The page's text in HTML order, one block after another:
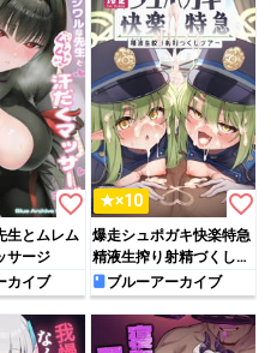
favorite_border
生とムレム
サージ
カイブ
★×10 favorite_border
爆走シュポガキ快楽特急
精液生搾り射精づくしツ
アーブルーアーカイブ